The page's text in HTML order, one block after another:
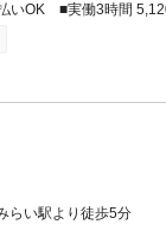
OK ■実働3時間
らい駅より徒歩5分